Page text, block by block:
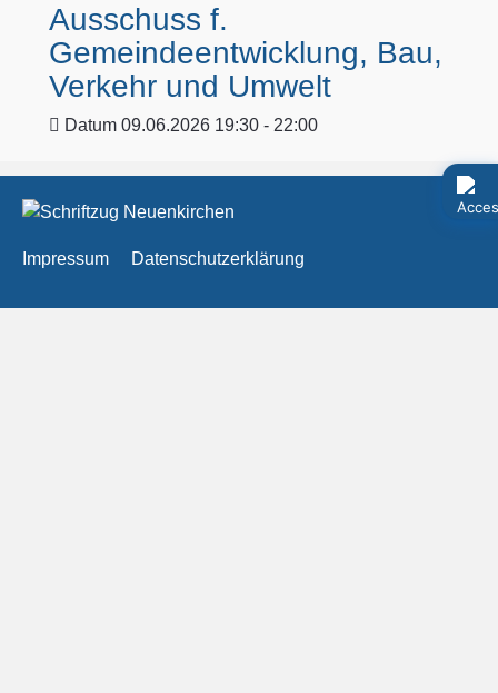
Ausschuss f.
Gemeindeentwicklung, Bau,
Verkehr und Umwelt
Datum 09.06.2026 19:30 - 22:00
Impressum Datenschutzerklärung